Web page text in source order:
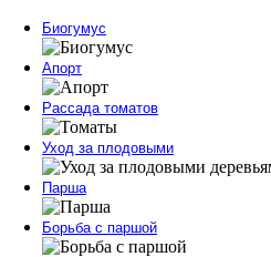
Биогумус
Апорт
Рассада томатов
Уход за плодовыми
Парша
Борьба с паршой